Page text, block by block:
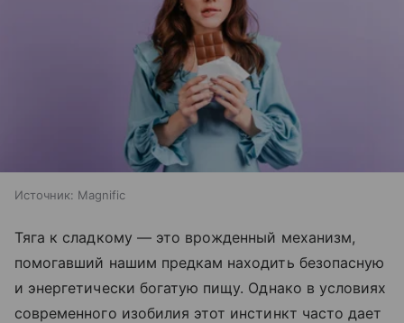
Источник: Magnific
Тяга к сладкому — это врожденный механизм,
помогавший нашим предкам находить безопасную
и энергетически богатую пищу. Однако в условиях
современного изобилия этот инстинкт часто дает